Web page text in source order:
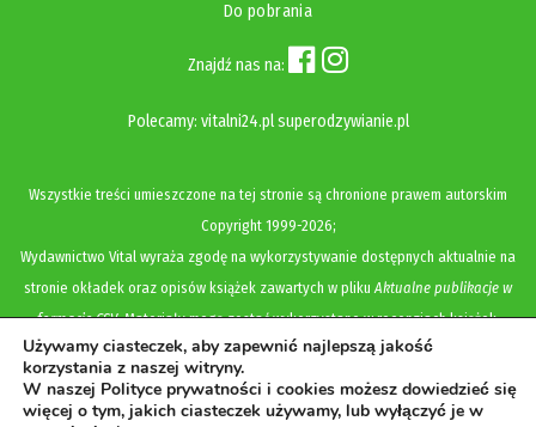
Do pobrania
Znajdź nas na:
Polecamy: vitalni24.pl superodzywianie.pl
Wszystkie treści umieszczone na tej stronie są chronione prawem autorskim
Copyright1999-2026;
Wydawnictwo Vital wyraża zgodę na wykorzystywanie dostępnych aktualnie na
stronie okładek oraz opisów książek zawartych w plikuAktualne publikacje w
formacie CSV. Materiały mogą zostać wykorzystane w recenzjach książek,
katalogach internetowych, bibliotecznych (OPAC) oraz materiałach promujących
legalną dystrybucję książek. Usunięcie materiału z ww. strony internetowej,
równoznaczne jest z cofnięciem udzielonej zgody.
Używamy ciasteczek, aby zapewnić najlepszą jakość
korzystania z naszej witryny.
W naszej Polityce prywatności i cookies możesz dowiedzieć się
więcej o tym, jakich ciasteczek używamy, lub wyłączyć je w